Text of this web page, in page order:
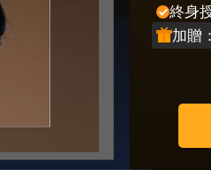
終身
加贈